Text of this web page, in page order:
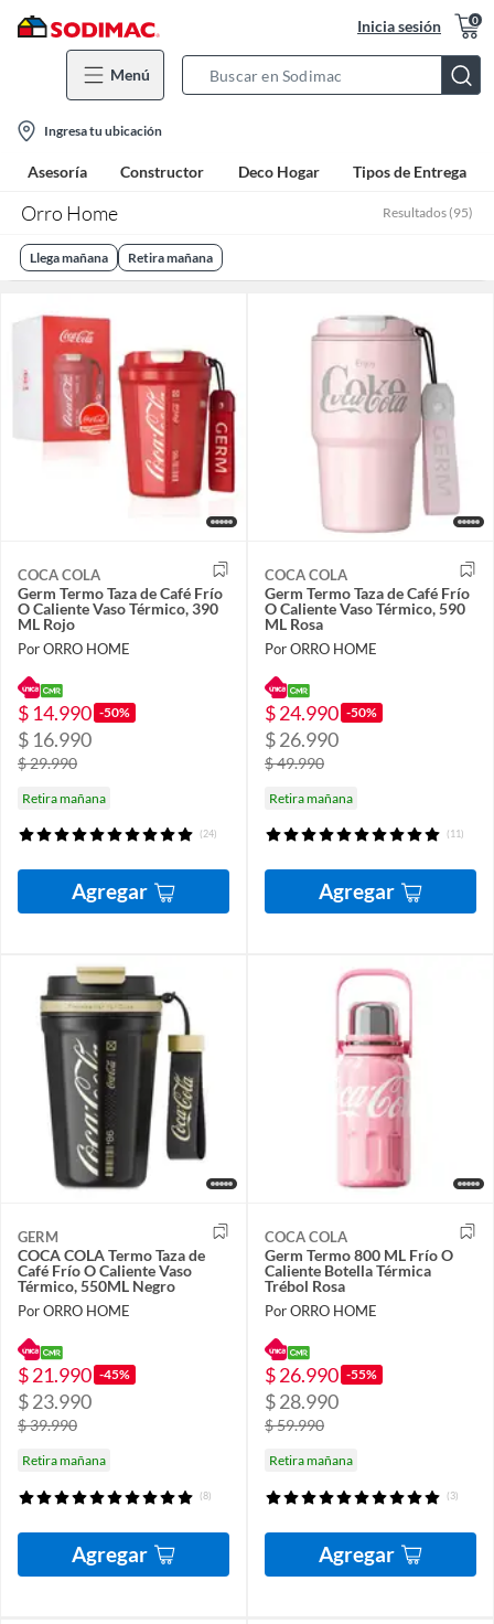
Inicia sesión 0
Menú
Bar
location-
icon
Ingresa tu ubicación
Asesoría Constructor Deco Hogar Tipos de Entrega
Orro Home Resultados (95)
Llega mañana Retira mañana
COCA COLA
Germ Termo Taza de Café Frío
O Caliente Vaso Térmico, 390
ML Rojo
Por ORRO HOME
$ 14.990 -50%
$ 16.990
$ 29.990
Retira mañana
(24)
Agregar
COCA COLA
Germ Termo Taza de Café Frío
O Caliente Vaso Térmico, 590
ML Rosa
Por ORRO HOME
$ 24.990 -50%
$ 26.990
$ 49.990
Retira mañana
(11)
Agregar
GERM
COCA COLA Termo Taza de
Café Frío O Caliente Vaso
Térmico, 550ML Negro
Por ORRO HOME
$ 21.990 -45%
$ 23.990
$ 39.990
Retira mañana
(8)
Agregar
COCA COLA
Germ Termo 800 ML Frío O
Caliente Botella Térmica
Trébol Rosa
Por ORRO HOME
$ 26.990 -55%
$ 28.990
$ 59.990
Retira mañana
(3)
Agregar